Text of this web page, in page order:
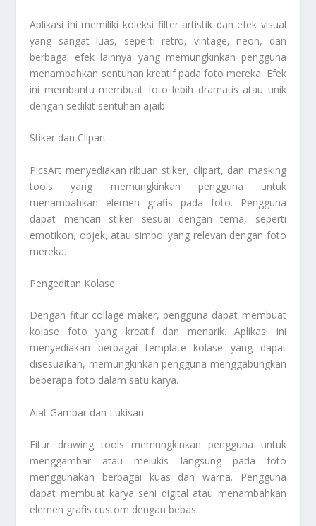
Aplikasi ini memiliki koleksi filter artistik dan efek visual
yang sangat luas, seperti retro, vintage, neon, dan
berbagai efek lainnya yang memungkinkan pengguna
menambahkan sentuhan kreatif pada foto mereka. Efek
ini membantu membuat foto lebih dramatis atau unik
dengan sedikit sentuhan ajaib.
Stiker dan Clipart
PicsArt menyediakan ribuan stiker, clipart, dan masking
tools yang memungkinkan pengguna untuk
menambahkan elemen grafis pada foto. Pengguna
dapat mencari stiker sesuai dengan tema, seperti
emotikon, objek, atau simbol yang relevan dengan foto
mereka.
Pengeditan Kolase
Dengan fitur collage maker, pengguna dapat membuat
kolase foto yang kreatif dan menarik. Aplikasi ini
menyediakan berbagai template kolase yang dapat
disesuaikan, memungkinkan pengguna menggabungkan
beberapa foto dalam satu karya.
Alat Gambar dan Lukisan
Fitur drawing tools memungkinkan pengguna untuk
menggambar atau melukis langsung pada foto
menggunakan berbagai kuas dan warna. Pengguna
dapat membuat karya seni digital atau menambahkan
elemen grafis custom dengan bebas.